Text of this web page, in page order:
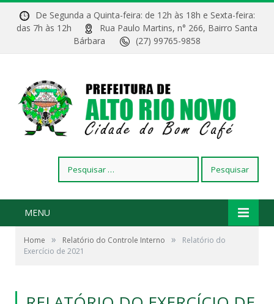
De Segunda a Quinta-feira: de 12h às 18h e Sexta-feira:
das 7h às 12h
Rua Paulo Martins, n° 266, Bairro Santa
Bárbara
(27) 99765-9858
por:
MENU
Home » Relatório do Controle Interno »
Relatório do
Exercício de 2021